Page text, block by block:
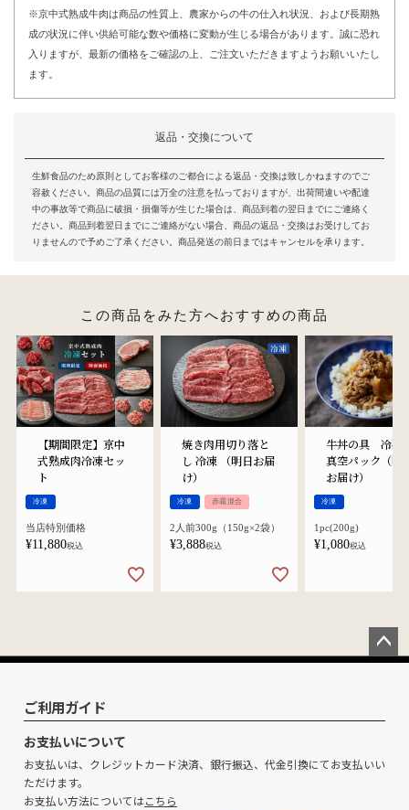
※京中式熟成牛肉は商品の性質上、農家からの牛の仕入れ状況、および長期熟
成の状況に伴い供給可能な数や価格に変動が生じる場合があります。誠に恐れ
入りますが、最新の価格をご確認の上、ご注文いただきますようお願いいたし
ます。
返品・交換について
生鮮食品のため原則としてお客様のご都合による返品・交換は致しかねますのでご
容赦ください。商品の品質には万全の注意を払っておりますが、出荷間違いや配達
中の事故等で商品に破損・損傷等が生じた場合は、商品到着の翌日までにご連絡く
ださい。商品到着翌日までにご連絡がない場合、商品の返品・交換はお受けしてお
りませんので予めご了承ください。商品発送の前日まではキャンセルを承ります。
この商品をみた方へおすすめの商品
【期間限定】京中
式熟成肉冷凍セッ
ト
冷凍
当店特別価格
¥11,880税込
焼き肉用切り落と
し 冷凍 （明日お届
け）
冷凍 赤霜混合
2人前300g（150g×2袋）
¥3,888税込
牛丼の具 冷凍
真空パック（明
お届け）
冷凍
1pc(200g)
¥1,080税込
ペー
へ
ご利用ガイド
お支払いについて
お支払いは、クレジットカード決済、銀行振込、代金引換にてお支払いい
ただけます。
お支払い方法についてはこちら